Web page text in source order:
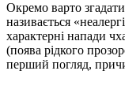
Окремо варто згадати
називається
характерні напади
(поява рідкого
перший погляд,